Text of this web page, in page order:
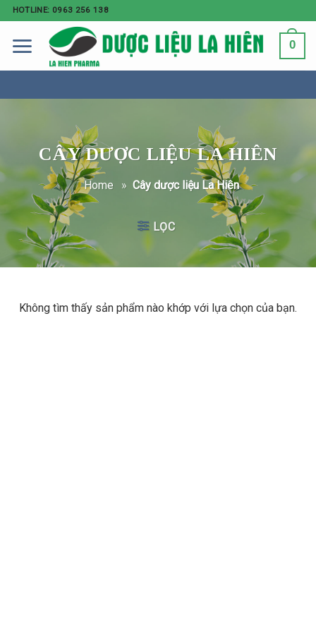
HOTLINE: 0963 256 138
0
CÂY DƯỢC LIỆU LA HIÊN
Home » Cây dược liệu La Hiên
LỌC
Không tìm thấy sản phẩm nào khớp với lựa chọn của bạn.